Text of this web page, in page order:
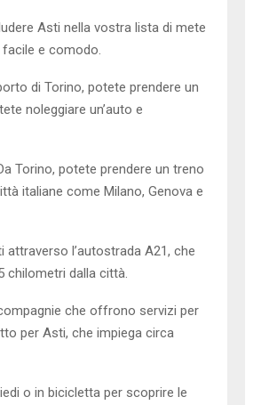
Asti nella vostra lista di mete
e comodo.
di Torino, potete prendere un
noleggiare un’auto e
Torino, potete prendere un treno
italiane come Milano, Genova e
l’autostrada A21, che
chilometri dalla città.
che offrono servizi per
per Asti, che impiega circa
o in bicicletta per scoprire le